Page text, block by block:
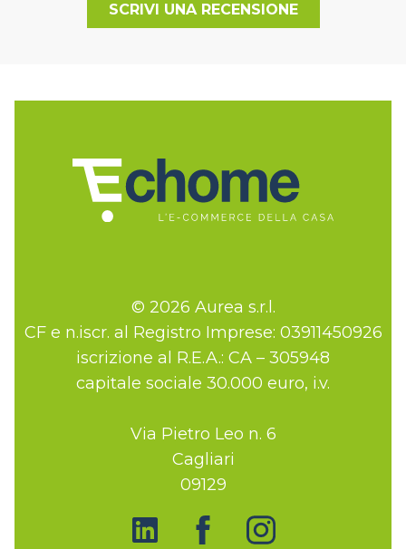
SCRIVI UNA RECENSIONE
© 2026 Aurea s.r.l.
CF e n.iscr. al Registro Imprese: 03911450926
iscrizione al R.E.A.: CA – 305948
capitale sociale 30.000 euro, i.v.
Via Pietro Leo n. 6
Cagliari
09129